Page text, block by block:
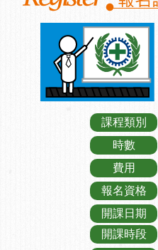
課程類別
時數
費用
報名資格
開課日期
開課時段